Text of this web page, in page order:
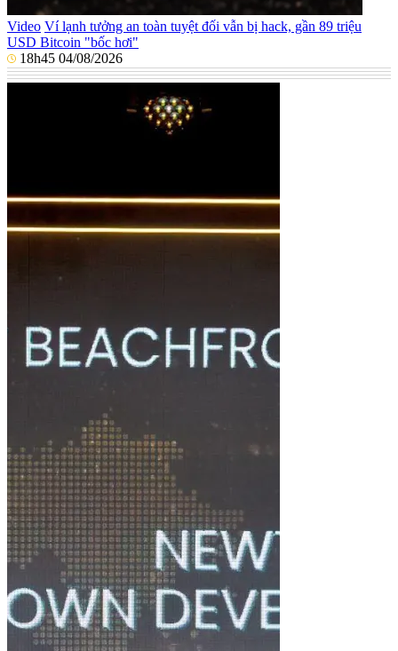
Video Ví lạnh tưởng an toàn tuyệt đối vẫn bị hack, gần 89 triệu
USD Bitcoin "bốc hơi"
18h45 04/08/2026